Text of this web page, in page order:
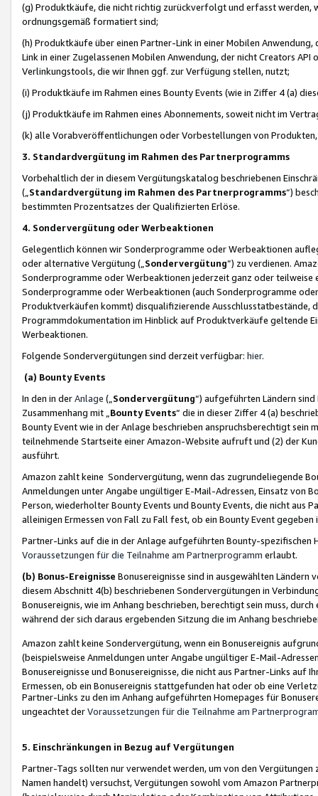
(g) Produktkäufe, die nicht richtig zurückverfolgt und erfasst werden,
ordnungsgemäß formatiert sind;
(h) Produktkäufe über einen Partner-Link in einer Mobilen
Link in einer Zugelassenen Mobilen Anwendung, der nicht Creators
Verlinkungstools, die wir Ihnen ggf. zur Verfügung stellen, nutzt;
(i) Produktkäufe im Rahmen eines Bounty Events (wie in Ziffer 4 (a)
(j) Produktkäufe im Rahmen eines Abonnements, soweit nicht im
(k) alle Vorabveröffentlichungen oder Vorbestellungen von
3. Standardvergütung im Rahmen des Partnerprogramms
Vorbehaltlich der in diesem Vergütungskatalog beschriebenen
(„ Standardvergütung im Rahmen des Partnerprogramms“)
bestimmten Prozentsatzes der Qualifizierten Erlöse.
4. Sondervergütung oder Werbeaktionen
Gelegentlich können wir Sonderprogramme oder Werbeaktionen
oder alternative Vergütung („ Sondervergütung”) zu verdienen.
Sonderprogramme oder Werbeaktionen jederzeit ganz oder
Sonderprogramme oder Werbeaktionen (auch Sonderprogramme
Produktverkäufen kommt) disqualifizierende Ausschlusstatbestände,
Programmdokumentation im Hinblick auf Produktverkäufe geltende
Werbeaktionen.
Folgende Sondervergütungen sind derzeit verfügbar: hier.
(a) Bounty Events
In den in derAnlage („ Sondervergütung“) aufgeführten Ländern
Zusammenhang mit „ Bounty Events“ die in dieser Ziffer 4 (a)
Bounty Event wie in der Anlage beschrieben anspruchsberechtigt sein
teilnehmende Startseite einer Amazon-Website aufruft und (2) der
ausführt.
Amazon zahlt keine Sondervergütung, wenn das zugrundeliegende
Anmeldungen unter Angabe ungültiger E-Mail-Adressen, Einsatz von
Person, wiederholter Bounty Events und Bounty Events, die nicht
alleinigen Ermessen von Fall zu Fall fest, ob ein Bounty Event
Partner-Links auf die in der Anlage aufgeführten Bounty-spezifischen
Voraussetzungen für die Teilnahme am Partnerprogramm erlaubt.
(b) Bonus-Ereignisse Bonusereignisse sind in ausgewählten Ländern
diesem Abschnitt 4(b) beschriebenen Sondervergütungen in
Bonusereignis, wie im Anhang beschrieben, berechtigt sein muss,
während der sich daraus ergebenden Sitzung die im Anhang
Amazon zahlt keine Sondervergütung, wenn ein Bonusereignis
(beispielsweise Anmeldungen unter Angabe ungültiger E-Mail-
Bonusereignisse und Bonusereignisse, die nicht aus Partner-Links auf
Ermessen, ob ein Bonusereignis stattgefunden hat oder ob eine
Partner-Links zu den im Anhang aufgeführten Homepages für
ungeachtet derVoraussetzungen für die Teilnahme am
5. Einschränkungen in Bezug auf Vergütungen
Partner-Tags sollten nur verwendet werden, um von den
Namen handelt) versuchst, Vergütungen sowohl vom Amazon